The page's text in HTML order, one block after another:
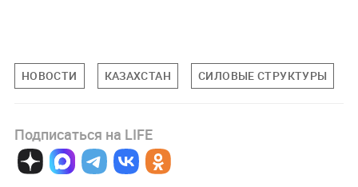
НОВОСТИ КАЗАХСТАН СИЛОВЫЕ СТРУКТУРЫ
Подписаться на LIFE